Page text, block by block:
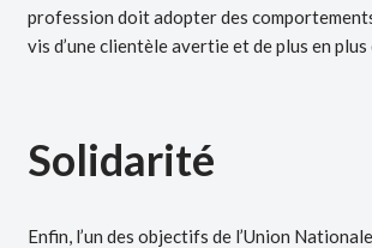
profession doit adopter des
vis d’une clientèle avertie et de plus en
Solidarité
Enfin, l’un des objectifs de l’Union